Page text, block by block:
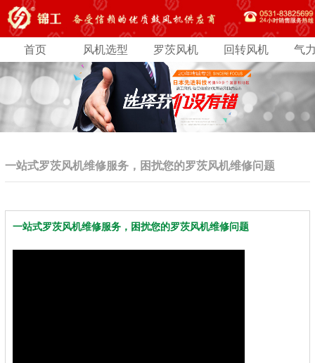
首页 风机选型 罗茨风机 回转风机 气
一站式罗茨风机维修服务，困扰您的罗茨风机维修问题
一站式罗茨风机维修服务，困扰您的罗茨风机维修问题